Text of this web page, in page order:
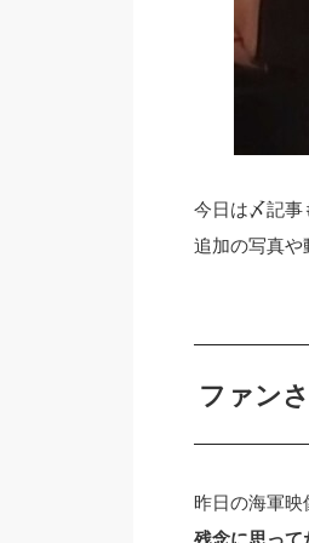
今日は〆記
追加の写真
ファン
昨日の海軍
残念に思って